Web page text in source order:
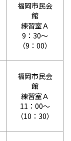
福岡市民会
館
練習室Ａ
9：30～
（9：00）
福岡市民会
館
練習室Ａ
11：00～
（10：30）